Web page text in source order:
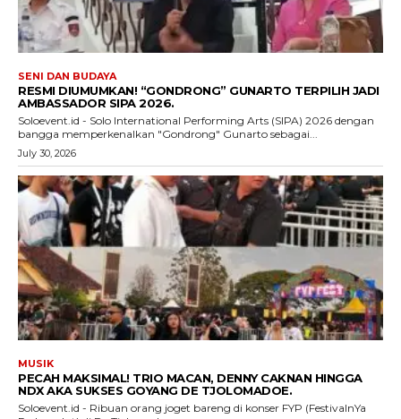
SENI DAN BUDAYA
RESMI DIUMUMKAN! “GONDRONG” GUNARTO TERPILIH JADI
AMBASSADOR SIPA 2026.
Soloevent.id - Solo International Performing Arts (SIPA) 2026 dengan
bangga memperkenalkan "Gondrong" Gunarto sebagai...
July 30, 2026
MUSIK
PECAH MAKSIMAL! TRIO MACAN, DENNY CAKNAN HINGGA
NDX AKA SUKSES GOYANG DE TJOLOMADOE.
Soloevent.id - Ribuan orang joget bareng di konser FYP (FestivalnYa